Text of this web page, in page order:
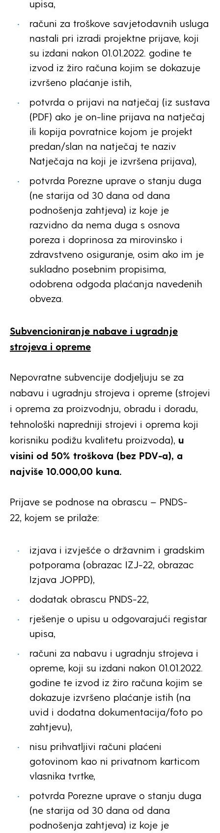
upisa,
računi za troškove savjetodavnih usluga
nastali pri izradi projektne prijave, koji
su izdani nakon 01.01.2022. godine te
izvod iz žiro računa kojim se dokazuje
izvršeno plaćanje istih,
potvrda o prijavi na natječaj (iz sustava
(PDF) ako je on-line prijava na natječaj
ili kopija povratnice kojom je projekt
predan/slan na natječaj te naziv
Natječaja na koji je izvršena prijava),
potvrda Porezne uprave o stanju duga
(ne starija od 30 dana od dana
podnošenja zahtjeva) iz koje je
razvidno da nema duga s osnova
poreza i doprinosa za mirovinsko i
zdravstveno osiguranje, osim ako im je
sukladno posebnim propisima,
odobrena odgoda plaćanja navedenih
obveza.
Subvencioniranje nabave i ugradnje
strojeva i opreme
Nepovratne subvencije dodjeljuju se za
nabavu i ugradnju strojeva i opreme (strojevi
i oprema za proizvodnju, obradu i doradu,
tehnološki napredniji strojevi i oprema koji
korisniku podižu kvalitetu proizvoda), u
visini od 50% troškova (bez PDV-a), a
najviše 10.000,00 kuna.
Prijave se podnose na obrascu – PNDS-
22, kojem se prilaže:
izjava i izvješće o državnim i gradskim
potporama (obrazac IZJ-22, obrazac
Izjava JOPPD),
dodatak obrascu PNDS-22,
rješenje o upisu u odgovarajući registar
upisa,
računi za nabavu i ugradnju strojeva i
opreme, koji su izdani nakon 01.01.2022.
godine te izvod iz žiro računa kojim se
dokazuje izvršeno plaćanje istih (na
uvid i dodatna dokumentacija/foto po
zahtjevu),
nisu prihvatljivi računi plaćeni
gotovinom kao ni privatnom karticom
vlasnika tvrtke,
potvrda Porezne uprave o stanju duga
(ne starija od 30 dana od dana
podnošenja zahtjeva) iz koje je